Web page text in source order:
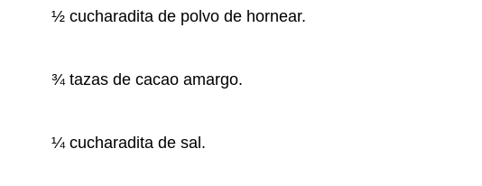
½ cucharadita de polvo de hornear.
¾ tazas de cacao amargo.
¼ cucharadita de sal.